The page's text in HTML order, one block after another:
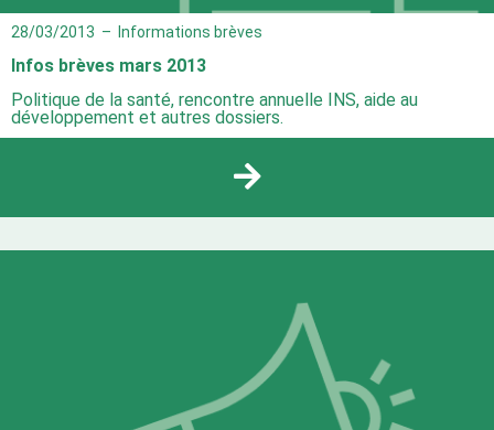
28/03/2013 – Informations brèves
Infos brèves mars 2013
Politique de la santé, rencontre annuelle INS, aide au
développement et autres dossiers.